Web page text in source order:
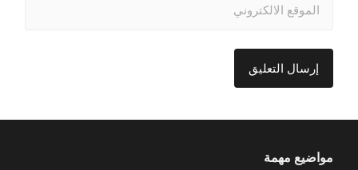
مواضيع مهمة